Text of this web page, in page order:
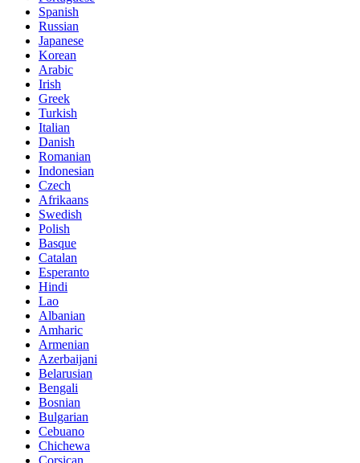
Spanish
Russian
Japanese
Korean
Arabic
Irish
Greek
Turkish
Italian
Danish
Romanian
Indonesian
Czech
Afrikaans
Swedish
Polish
Basque
Catalan
Esperanto
Hindi
Lao
Albanian
Amharic
Armenian
Azerbaijani
Belarusian
Bengali
Bosnian
Bulgarian
Cebuano
Chichewa